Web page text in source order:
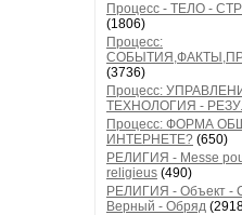
Процесс - ТЕЛО -
(1806)
Процесс:
(3736)
Процесс:
ТЕХНОЛОГИЯ -
Процесс: ФОРМА
ИНТЕРНЕТЕ? (650)
РЕЛИГИЯ - Messe
religieus (490)
РЕЛИГИЯ - Объект -
Верный - Обряд